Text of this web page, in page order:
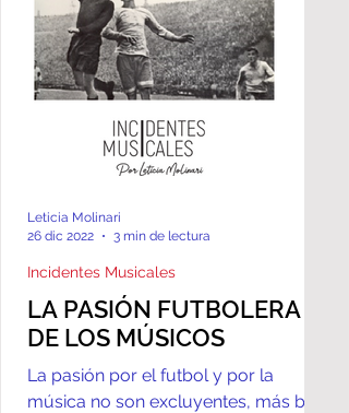
LA PASIÓN FUTBOLERA
DE LOS MÚSICOS
La pasión por el futbol y por la
música no son excluyentes, más bien
Incidentes Musicales
Leticia Molinari
26 dic 2022
3 min de lectura